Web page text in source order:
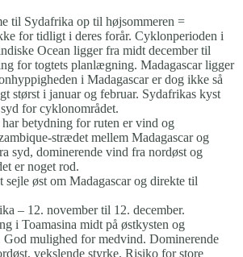
til Sydafrika op til højsommeren =
for tidligt i deres forår. Cyklonperioden i
Ocean ligger fra midt december til
for togtets planlægning. Madagascar ligger
i Madagascar er dog ikke så
størst i januar og februar. Sydafrikas kyst
for cyklonområdet.
betydning for ruten er vind og
strædet mellem Madagascar og
syd, dominerende vind fra nordøst og
er noget rod.
sejle øst om Madagascar og direkte til
– 12. november til 12. december.
i Toamasina midt på østkysten og
mulighed for medvind. Dominerende
vekslende styrke. Risiko for store